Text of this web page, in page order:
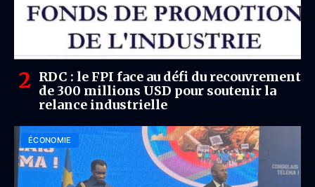
RDC : le FPI face au défi du recouvrement
de 300 millions USD pour soutenir la
relance industrielle
ÉCONOMIE